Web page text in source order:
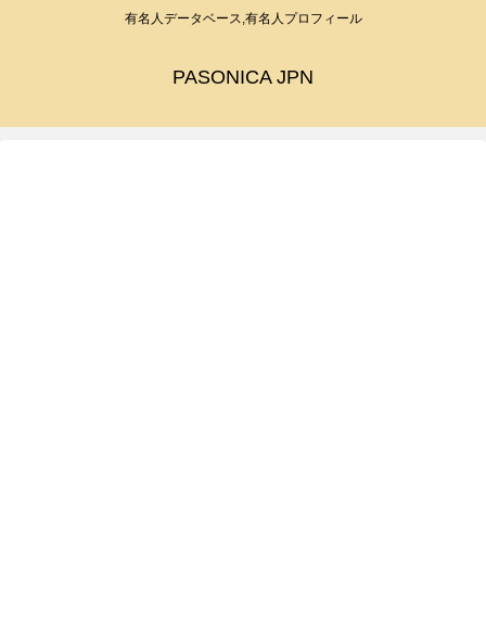
有名人データベース,有名人プロフィール
PASONICA JPN